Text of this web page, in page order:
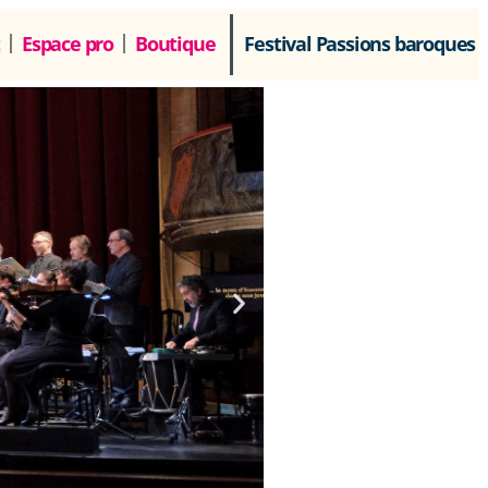
Espace pro Boutique Festival Passions baroques